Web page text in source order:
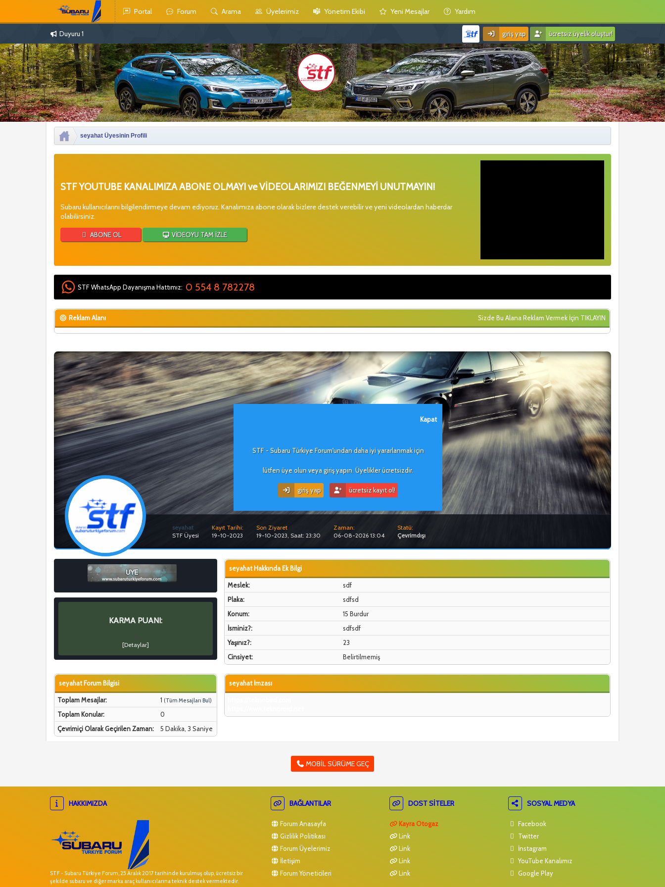
Portal Forum Arama Üyelerimiz Yönetim Ekibi Yeni Mesajlar Yardım
Duyuru 1 giriş yap ücretsiz üyelik oluştur!
Kapat
STF - Subaru Türkiye Forum'undan daha iyi yararlanmak için
lütfen üye olun veya giriş yapın. Üyelikler ücretsizdir.
giriş yap ücretsiz kayıt ol!
seyahat Üyesinin Profili
STF YOUTUBE KANALIMIZA ABONE OLMAYI ve VİDEOLARIMIZI BEĞENMEYİ UNUTMAYIN!
Subaru kullanıcılarını bilgilendirmeye devam ediyoruz. Kanalımıza abone olarak bizlere destek verebilir ve yeni videolardan haberdar
olabilirsiniz.
ABONE OL VİDEOYU TAM İZLE
STF WhatsApp Dayanışma Hattımız: 0 554 8 782278
Reklam Alanı Sizde Bu Alana Reklam Vermek İçin TIKLAYIN
seyahat
STF Üyesi
Kayıt Tarihi:
19-10-2023
Son Ziyaret
19-10-2023, Saat: 23:30
Zaman:
06-08-2026 13:04
Statü:
Çevrimdışı
KARMA PUANI:
[Detaylar]
seyahat Forum Bilgisi
Toplam Mesajlar: 1 (Tüm Mesajları Bul)
Toplam Konular:
0
Çevrimiçi Olarak Geçirilen Zaman:
5 Dakika, 3 Saniye
seyahat Hakkında Ek Bilgi
Meslek:
sdf
Plaka:
sdfsd
Konum:
15 Burdur
İsminiz?:
sdfsdf
Yaşınız?:
23
Cinsiyet:
Belirtilmemiş
seyahat İmzası
MOBIL SÜRÜME GEÇ
HAKKIMIZDA
STF - Subaru Türkiye Forum, 25 Aralık 2017 tarihinde kurulmuş olup, ücretsiz bir
şekilde subaru ve diğer marka araç kullanıcılarına teknik destek vermektedir.
BAĞLANTILAR
Forum Anasayfa
Gizlilik Politikası
Forum Üyelerimiz
İletişim
Forum Yöneticileri
DOST SITELER
Kayra Otogaz
Link
Link
Link
Link
SOSYAL MEDYA
Facebook
Twitter
İnstagram
YouTube Kanalımız
Google Play